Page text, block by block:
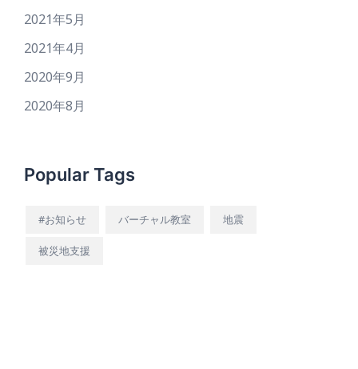
2021年5月
2021年4月
2020年9月
2020年8月
Popular Tags
#お知らせ バーチャル教室 地震
被災地支援